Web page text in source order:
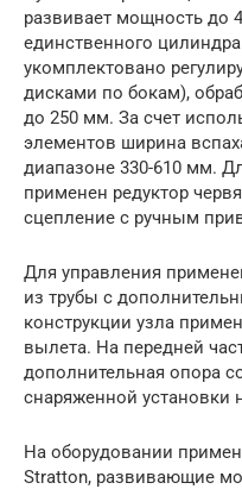
развивает мощность до
единственного
укомплектовано
дисками по бокам),
до 250 мм. За счет
элементов ширина
диапазоне 330-610 мм.
применен редуктор
сцепление с ручным
Для управления
из трубы с
конструкции узла
вылета. На передней
дополнительная опора
снаряженной установки
На оборудовании
Stratton, развивающие